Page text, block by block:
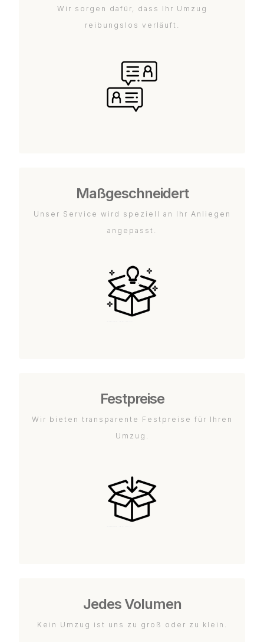
Wir sorgen dafür, dass Ihr Umzug
reibungslos verläuft.
Maßgeschneidert
Unser Service wird speziell an Ihr Anliegen
angepasst.
Festpreise
Wir bieten transparente Festpreise für Ihren
Umzug.
Jedes Volumen
Kein Umzug ist uns zu groß oder zu klein.